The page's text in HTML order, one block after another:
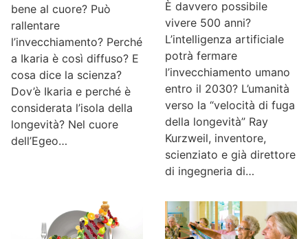
bene al cuore? Può
rallentare
l’invecchiamento? Perché
a Ikaria è così diffuso? E
cosa dice la scienza?
Dov’è Ikaria e perché è
considerata l’isola della
longevità? Nel cuore
dell’Egeo…
È davvero possibile
vivere 500 anni?
L’intelligenza artificiale
potrà fermare
l’invecchiamento umano
entro il 2030? L’umanità
verso la “velocità di fuga
della longevità” Ray
Kurzweil, inventore,
scienziato e già direttore
di ingegneria di…